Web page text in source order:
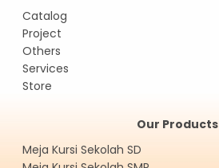
Catalog
Project
Others
Services
Store
Our Products
Meja Kursi Sekolah SD